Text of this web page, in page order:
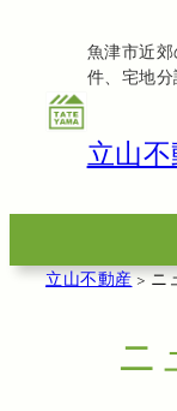
魚津市近
件、宅地
立山
立山不動産>ニ
ニ